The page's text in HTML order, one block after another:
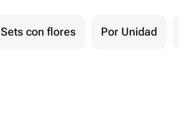
Sets con flores Por Unidad